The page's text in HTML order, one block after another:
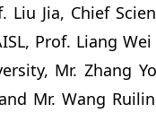
Liu Jia, Chief
Prof. Liang
Mr. Zhang
Mr. Wang